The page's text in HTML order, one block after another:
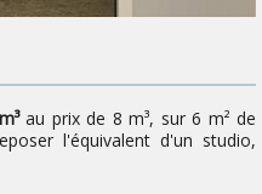
au prix de 8 m³, sur 6 m² de
l'équivalent d'un studio,